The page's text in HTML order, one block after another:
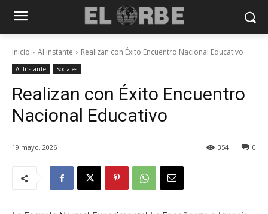
Inicio Al Instante Realizan con Éxito Encuentro Nacional Educativo
Al Instante Sociales
Realizan con Éxito Encuentro
Nacional Educativo
19 mayo, 2026 0
354